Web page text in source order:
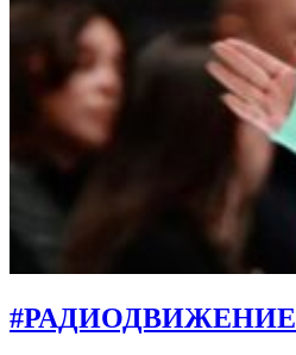
#РАДИОДВИЖЕНИЕ